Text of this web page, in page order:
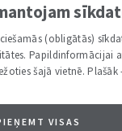
procesu un
(obligātās)
Papildinformācijai
šajā vietnē. Plašāk
VISAS